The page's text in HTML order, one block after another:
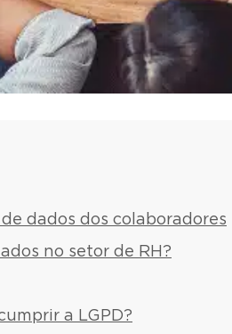
dados dos colaboradores
no setor de RH?
a LGPD?